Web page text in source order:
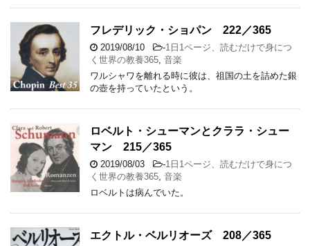
フレデリック・ショパン 222／365
2019/08/10 -1日1ページ、読むだけで身につ
く世界の教養365 音楽
ワルシャワを離れる時に彼は、祖国の土を詰めた銀
の壺を持っていたという。
ロベルト・シューマンとクララ・シュー
マン 215／365
2019/08/03 -1日1ページ、読むだけで身につ
く世界の教養365 音楽
ロベルトは病んでいた。
エクトル・ベルリオーズ 208／365